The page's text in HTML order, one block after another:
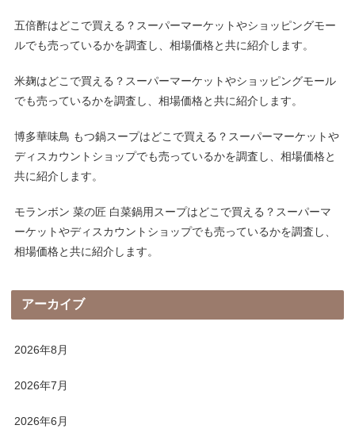
五倍酢はどこで買える？スーパーマーケットやショッピングモー
ルでも売っているかを調査し、相場価格と共に紹介します。
米麹はどこで買える？スーパーマーケットやショッピングモール
でも売っているかを調査し、相場価格と共に紹介します。
博多華味鳥 もつ鍋スープはどこで買える？スーパーマーケットや
ディスカウントショップでも売っているかを調査し、相場価格と
共に紹介します。
モランボン 菜の匠 白菜鍋用スープはどこで買える？スーパーマ
ーケットやディスカウントショップでも売っているかを調査し、
相場価格と共に紹介します。
アーカイブ
2026年8月
2026年7月
2026年6月